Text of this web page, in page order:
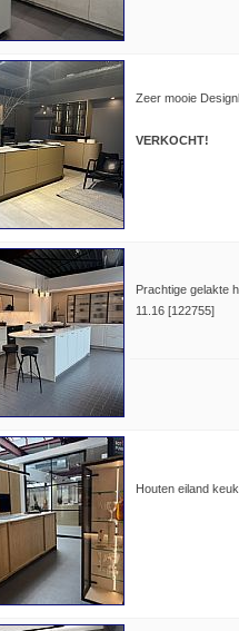
Zeer mooie
VERKOCHT!
Prachtige gelakte
11.16 [122755]
Houten eiland